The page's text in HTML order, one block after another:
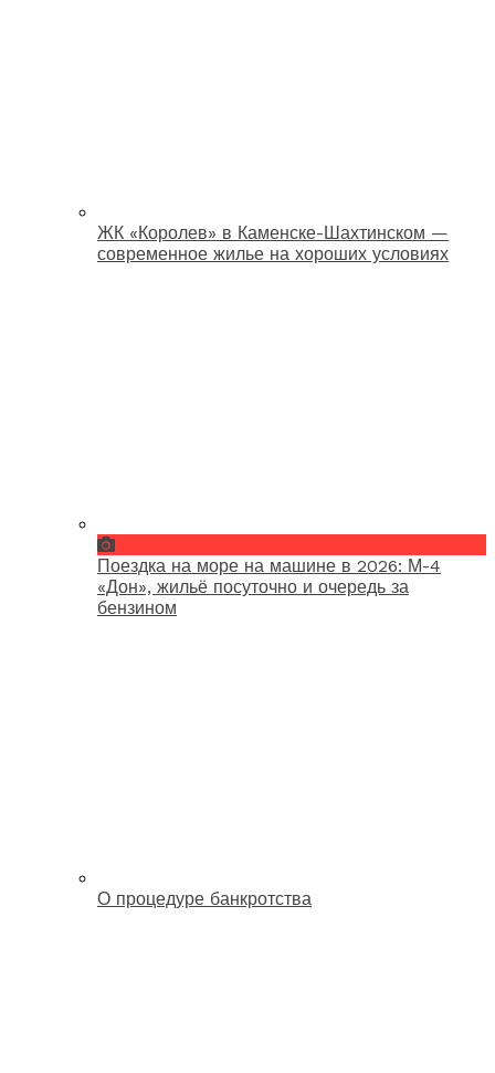
ЖК «Королев» в Каменске-Шахтинском —
современное жилье на хороших условиях
Поездка на море на машине в 2026: М-4
«Дон», жильё посуточно и очередь за
бензином
О процедуре банкротства